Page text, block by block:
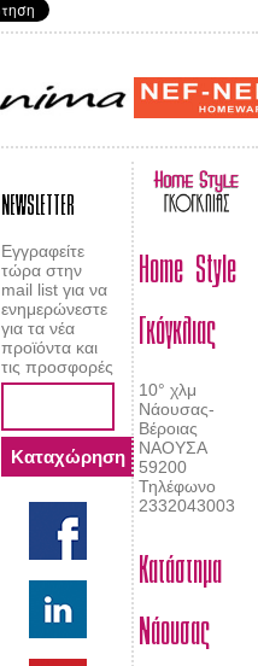
NEWSLETTER
Εγγραφείτε
τώρα στην
mail list για να
ενημερώνεστε
για τα νέα
προϊόντα και
τις προσφορές
Home Style
Γκόγκλιας
10° χλμ
Νάουσας-
Βέροιας
ΝΑΟΥΣΑ
59200
Τηλέφωνο
2332043003
Κατάστημα
Νάουσας